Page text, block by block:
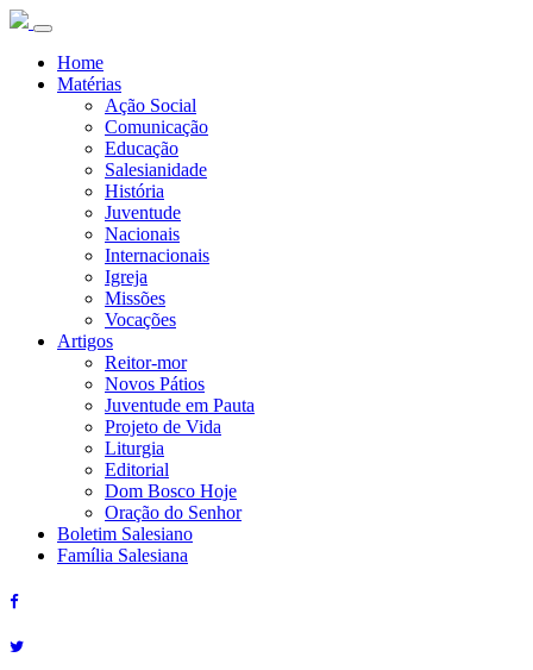
Home
Matérias
Ação Social
Comunicação
Educação
Salesianidade
História
Juventude
Nacionais
Internacionais
Igreja
Missões
Vocações
Artigos
Reitor-mor
Novos Pátios
Juventude em Pauta
Projeto de Vida
Liturgia
Editorial
Dom Bosco Hoje
Oração do Senhor
Boletim Salesiano
Família Salesiana